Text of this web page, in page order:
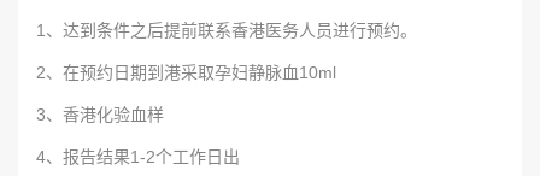
1、达到条件之后提前联系香港医务人员进行预约。
2、在预约日期到港采取孕妇静脉血10ml
3、香港化验血样
4、报告结果1-2个工作日出